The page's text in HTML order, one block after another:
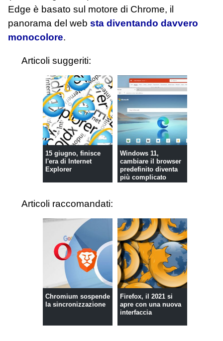
Edge è basato sul motore di Chrome, il
panorama del web sta diventando davvero
monocolore.
Articoli suggeriti:
15 giugno, finisce
l'era di Internet
Explorer
Windows 11,
cambiare il browser
predefinito diventa
più complicato
Articoli raccomandati:
Chromium sospende
la sincronizzazione
Firefox, il 2021 si
apre con una nuova
interfaccia